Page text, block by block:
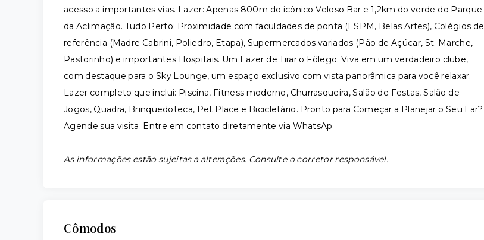
acesso a importantes vias. Lazer: Apenas 800m do icônico Veloso Bar e 1,2km do verde do Parque
da Aclimação. Tudo Perto: Proximidade com faculdades de ponta (ESPM, Belas Artes), Colégios de
referência (Madre Cabrini, Poliedro, Etapa), Supermercados variados (Pão de Açúcar, St. Marche,
Pastorinho) e importantes Hospitais. Um Lazer de Tirar o Fôlego: Viva em um verdadeiro clube,
com destaque para o Sky Lounge, um espaço exclusivo com vista panorâmica para você relaxar.
Lazer completo que inclui: Piscina, Fitness moderno, Churrasqueira, Salão de Festas, Salão de
Jogos, Quadra, Brinquedoteca, Pet Place e Bicicletário. Pronto para Começar a Planejar o Seu Lar?
Agende sua visita. Entre em contato diretamente via WhatsAp
As informações estão sujeitas a alterações. Consulte o corretor responsável.
Cômodos